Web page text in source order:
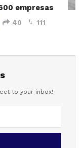
empresas
40 111
to your inbox!